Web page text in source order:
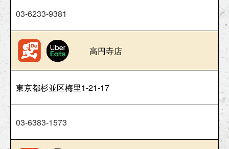
03-6233-9381
高円寺店
東京都杉並区梅里1-21-17
03-6383-1573